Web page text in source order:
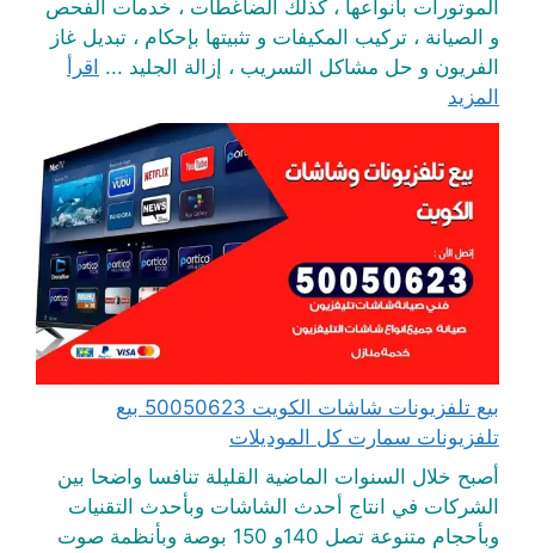
الموتورات بأنواعها ، كذلك الضاغطات ، خدمات الفحص
و الصيانة ، تركيب المكيفات و تثبيتها بإحكام ، تبديل غاز
الفريون و حل مشاكل التسريب ، إزالة الجليد ... اقرأ
المزيد
بيع تلفزيونات شاشات الكويت 50050623 بيع
تلفزيونات سمارت كل الموديلات
أصبح خلال السنوات الماضية القليلة تنافسا واضحا بين
الشركات في انتاج أحدث الشاشات وبأحدث التقنيات
وبأحجام متنوعة تصل 140و 150 بوصة وبأنظمة صوت